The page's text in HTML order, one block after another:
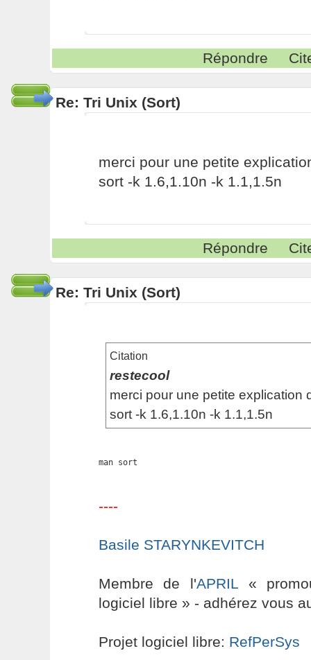
Répondre
Re: Tri Unix (Sort)
merci pour une petite
sort -k 1.6,1.10n -k 1.1,1.5n
Répondre
Re: Tri Unix (Sort)
Citation
restecool
merci pour une petite explication
sort -k 1.6,1.10n -k 1.1,1.5n
man sort
----
Basile STARYNKEVITCH
Membre de l'APRIL «
logiciel libre » - adhérez vous
Projet logiciel libre: RefPerSys